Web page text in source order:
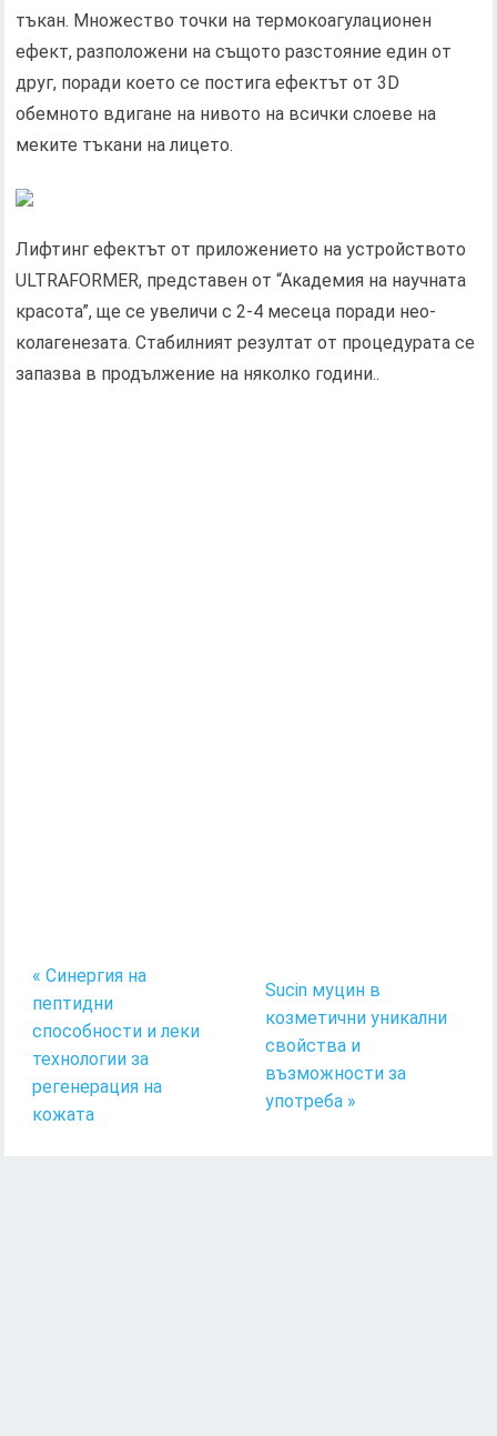
тъкан. Множество точки на термокоагулационен
ефект, разположени на същото разстояние един от
друг, поради което се постига ефектът от 3D
обемното вдигане на нивото на всички слоеве на
меките тъкани на лицето.
Лифтинг ефектът от приложението на устройството
ULTRAFORMER, представен от “Академия на научната
красота”, ще се увеличи с 2-4 месеца поради нео-
колагенезата. Стабилният резултат от процедурата се
запазва в продължение на няколко години..
« Синергия на
пептидни
способности и леки
технологии за
регенерация на
кожата
Sucin муцин в
козметични уникални
свойства и
възможности за
употреба »